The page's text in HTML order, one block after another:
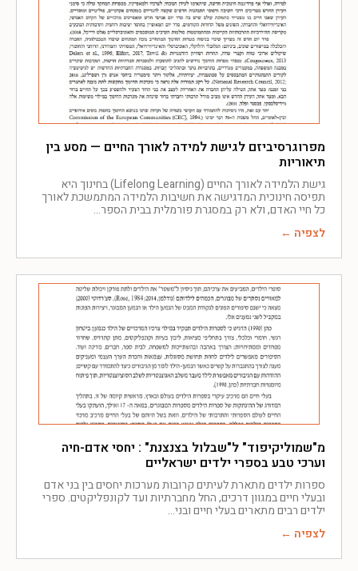
מפרוגרסיביזם לגישת למידה לאורך החיים — מסע בין
תיאוריות
גישת הלמידה לאורך החיים (Lifelong Learning) בחינוך היא
תפיסה חינוכית המדגישה את חשיבות הלמידה המתמשכת לאורך
כל חיי האדם, ולא רק במסגרת פורמלית בבית הספר
לצפיה ←
מ"שמוליקיפוד" ל"שבלול בצנצנת" : יחסי אדם-חיה
וערכי טבע בספרי ילדים ישראליים
ספרות ילדים מתארת לעיתים קרובות מערכות יחסים בין בני אדם
ובעלי חיים במגוון דרכים, החל מחברתיות ועד לקונפליקטים. ספרי
ילדים רבים מתארים בעלי חיים ובני
לצפיה ←